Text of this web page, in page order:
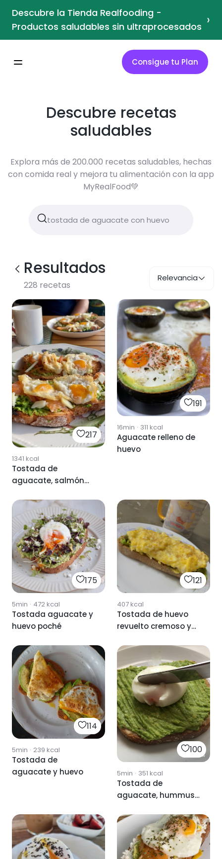
Descubre la Tienda Realfooding -
Productos saludables sin ultraprocesados ›
Consigue tu Plan
Descubre recetas
saludables
Explora más de 200.000 recetas saludables, hechas
con comida real y mejora tu alimentación con la app
MyRealFood💚
Resultados
228 recetas
Relevancia
217
1341 kcal
Tostada de
aguacate, salmón
191
16min · 311 kcal
Aguacate relleno de
huevo
175
5min · 472kcal
Tostada aguacate y
huevo poché
121
407kcal
Tostada de huevo
revuelto cremoso y
114
5min · 239 kcal
Tostada de
aguacate y huevo
100
5min · 351 kcal
Tostada de
aguacate, hummus